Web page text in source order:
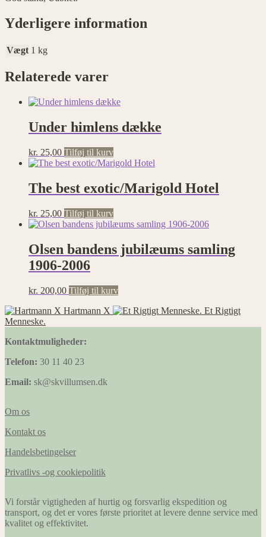
Yderligere information
Vægt 1 kg
Relaterede varer
Under himlens dække
kr. 25,00 Tilføj til kurv
The best exotic/Marigold Hotel
kr. 25,00 Tilføj til kurv
Olsen bandens jubilæums samling
1906-2006
kr. 200,00 Tilføj til kurv
Hartmann X
Et Rigtigt
Menneske.
Kontaktmuligheder:
Telefon: 30 11 40 23
Email: sk@skvillumsen.dk
Om os
Kontakt os
Handelsbetingelser
Privatlivs -og cookiepolitik
Vi forstår vigtigheden af hurtig og forsvarlig ekspedition og
transport, og det er vores første prioritet at levere denne service med
kvalitet og effektivitet.